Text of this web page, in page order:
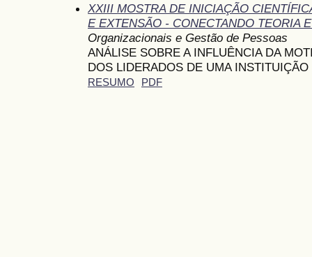
XXIII MOSTRA DE INICIAÇÃO
E EXTENSÃO - CONECTANDO TEORIA
Organizacionais e Gestão de Pessoas
ANÁLISE SOBRE A INFLUÊNCIA DA
DOS LIDERADOS DE UMA
RESUMO PDF